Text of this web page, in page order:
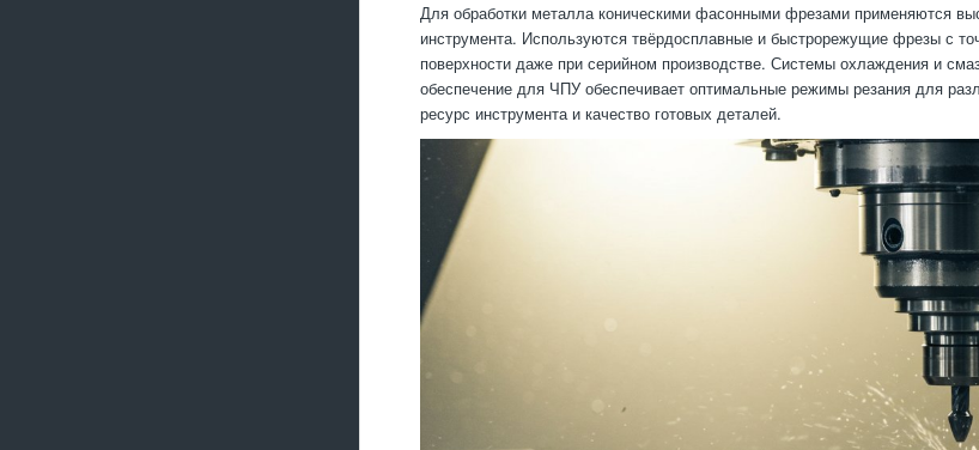
Для обработки металла коническими фасонными фрезами применяются
инструмента. Используются твёрдосплавные и быстрорежущие фрезы с
поверхности даже при серийном производстве. Системы охлаждения и
обеспечение для ЧПУ обеспечивает оптимальные режимы резания для
ресурс инструмента и качество готовых деталей.